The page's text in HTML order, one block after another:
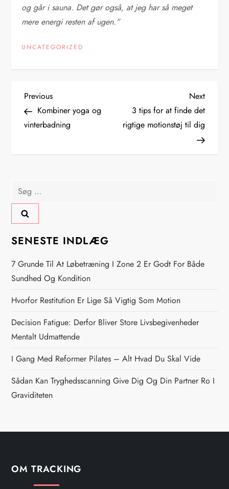
og går i sauna. Det gør også, at jeg har så meget
mere energi resten af ugen.”
UNCATEGORIZED
I
n
æ
g
s
n
a
v
i
g
a
i
o
Previous
Post
Previous
Kombiner yoga og
vinterbadning
Next
Post
Next
3 tips for at finde det
rigtige motionstøj til dig
Søg
efter:
SENESTE INDLÆG
7 Grunde Til At Løbetræning I Zone 2 Er Godt For Både
Sundhed Og Kondition
Hvorfor Restitution Er Lige Så Vigtig Som Motion
Decision Fatigue: Derfor Bliver Store Livsbegivenheder
Mentalt Udmattende
I Gang Med Reformer Pilates – Alt Hvad Du Skal Vide
Sådan Kan Tryghedsscanning Give Dig Og Din Partner Ro I
Graviditeten
OM TRACKING